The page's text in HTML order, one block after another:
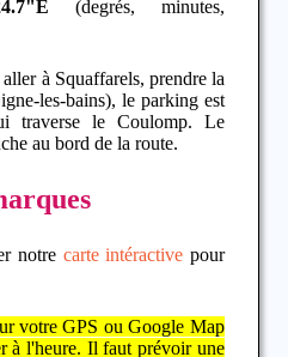
(degrés, minutes,
à Squaffarels, prendre la
les-bains), le parking est
traverse le Coulomp. Le
au bord de la route.
notre carte intéractive pour
votre GPS ou Google Map
à l'heure. Il faut prévoir une